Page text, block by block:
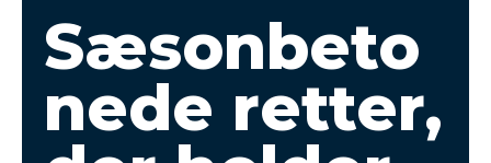
Sæsonbeto
nede retter,